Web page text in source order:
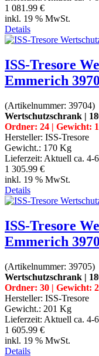
1 081.99 €
inkl. 19 % MwSt.
Details
ISS-Tresore
Emmerich
(Artikelnummer: 39704)
Wertschutzschrank |
Ordner: 24 | Gewicht:
Hersteller: ISS-Tresore
Gewicht.: 170 Kg
Lieferzeit: Aktuell ca. 4-
1 305.99 €
inkl. 19 % MwSt.
Details
ISS-Tresore
Emmerich
(Artikelnummer: 39705)
Wertschutzschrank |
Ordner: 30 | Gewicht:
Hersteller: ISS-Tresore
Gewicht.: 201 Kg
Lieferzeit: Aktuell ca. 4-
1 605.99 €
inkl. 19 % MwSt.
Details